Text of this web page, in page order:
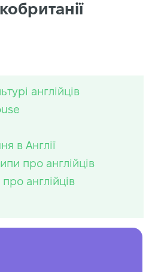
англійців
в Англії
про англійців
англійців